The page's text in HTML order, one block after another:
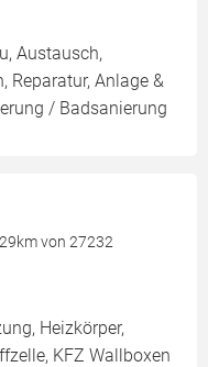
Austausch,
Reparatur, Anlage &
/ Badsanierung
von 27232
Heizkörper,
KFZ Wallboxen